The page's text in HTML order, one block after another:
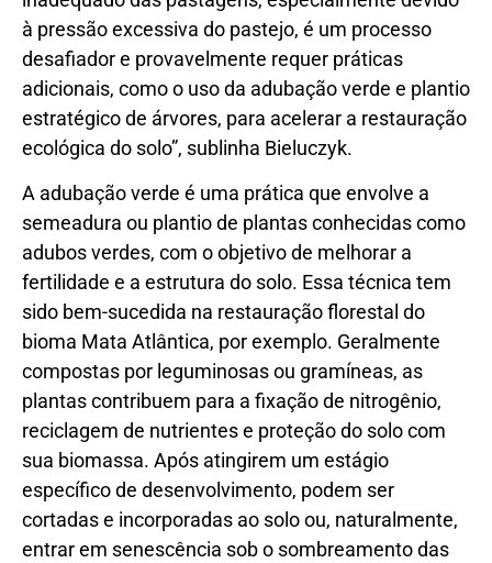
à pressão excessiva do pastejo, é um processo
desafiador e provavelmente requer práticas
adicionais, como o uso da adubação verde e plantio
estratégico de árvores, para acelerar a restauração
ecológica do solo”, sublinha Bieluczyk.
A adubação verde é uma prática que envolve a
semeadura ou plantio de plantas conhecidas como
adubos verdes, com o objetivo de melhorar a
fertilidade e a estrutura do solo. Essa técnica tem
sido bem-sucedida na restauração florestal do
bioma Mata Atlântica, por exemplo. Geralmente
compostas por leguminosas ou gramíneas, as
plantas contribuem para a fixação de nitrogênio,
reciclagem de nutrientes e proteção do solo com
sua biomassa. Após atingirem um estágio
específico de desenvolvimento, podem ser
cortadas e incorporadas ao solo ou, naturalmente,
entrar em senescência sob o sombreamento das